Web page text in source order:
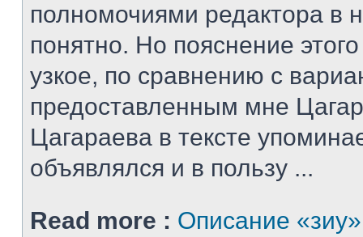
полномочиями редактора в
понятно. Но пояснение
узкое, по сравнению с
предоставленным мне
Цагараева в тексте
объявлялся и в пользу ...
Read more : Описание